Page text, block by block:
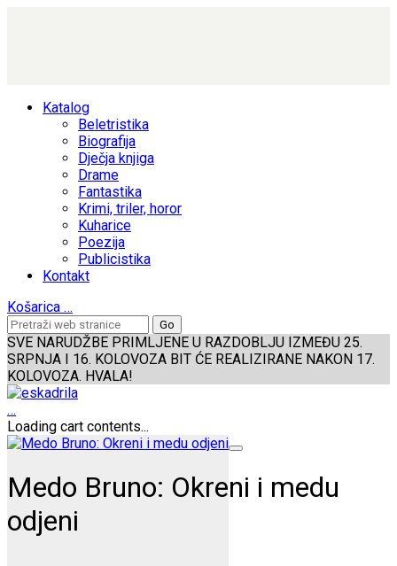
Katalog
Beletristika
Biografija
Dječja knjiga
Drame
Fantastika
Krimi, triler, horor
Kuharice
Poezija
Publicistika
Kontakt
Košarica …
SVE NARUDŽBE PRIMLJENE U RAZDOBLJU IZMEĐU 25.
SRPNJA I 16. KOLOVOZA BIT ĆE REALIZIRANE NAKON 17.
KOLOVOZA. HVALA!
…
Loading cart contents...
Medo Bruno: Okreni i medu
odjeni